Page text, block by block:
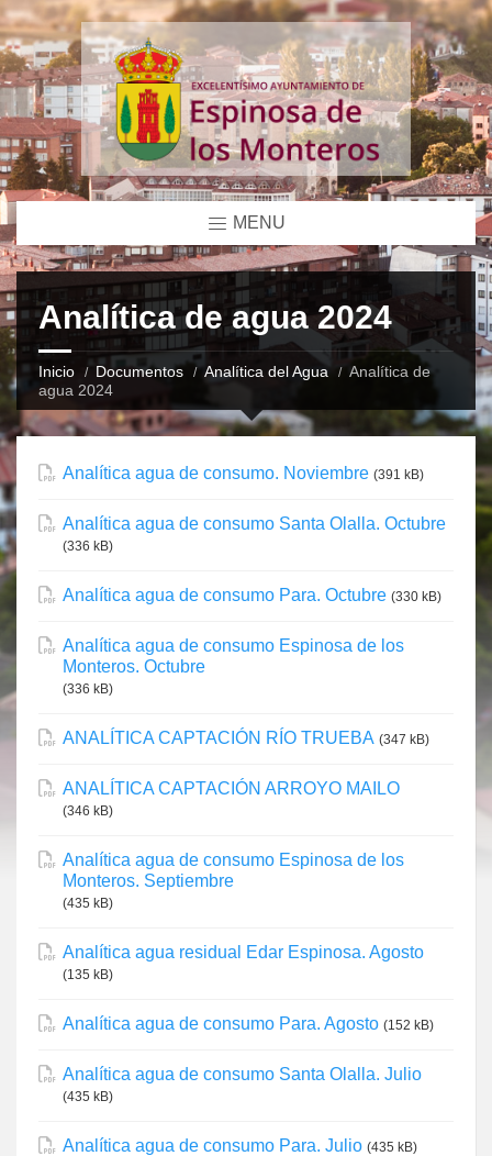
MENU
Analítica de agua 2024
Inicio Documentos Analítica del Agua
Analítica de
agua 2024
Analítica agua de consumo. Noviembre (391 kB)
Analítica agua de consumo Santa Olalla. Octubre
(336 kB)
Analítica agua de consumo Para. Octubre (330 kB)
Analítica agua de consumo Espinosa de los
Monteros. Octubre
(336 kB)
ANALÍTICA CAPTACIÓN RÍO TRUEBA (347 kB)
ANALÍTICA CAPTACIÓN ARROYO MAILO
(346 kB)
Analítica agua de consumo Espinosa de los
Monteros. Septiembre
(435 kB)
Analítica agua residual Edar Espinosa. Agosto
(135 kB)
Analítica agua de consumo Para. Agosto (152 kB)
Analítica agua de consumo Santa Olalla. Julio
(435 kB)
Analítica agua de consumo Para. Julio (435 kB)